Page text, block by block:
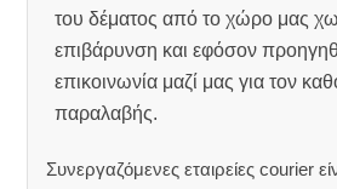
του δέματος από το χώρο μας
επιβάρυνση και εφόσον
επικοινωνία μαζί μας για τον
παραλαβής.
Συνεργαζόμενες εταιρείες courier